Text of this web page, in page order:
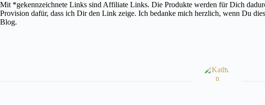
Mit *gekennzeichnete Links sind Affiliate Links. Die Produkte werden für Dich
Provision dafür, dass ich Dir den Link zeige. Ich bedanke mich herzlich, wenn Du
Blog.